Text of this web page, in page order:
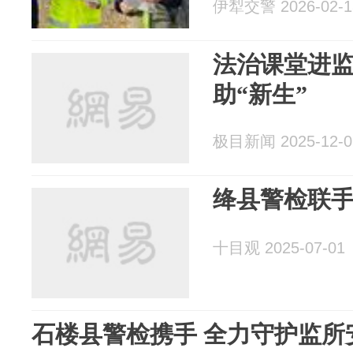
伊犁交警 2026-02-
法治课堂进
助“新生”
极目新闻 2025-12-
绛县警检联
十目观 2025-07-01
石楼县警检携手 全力守护监所